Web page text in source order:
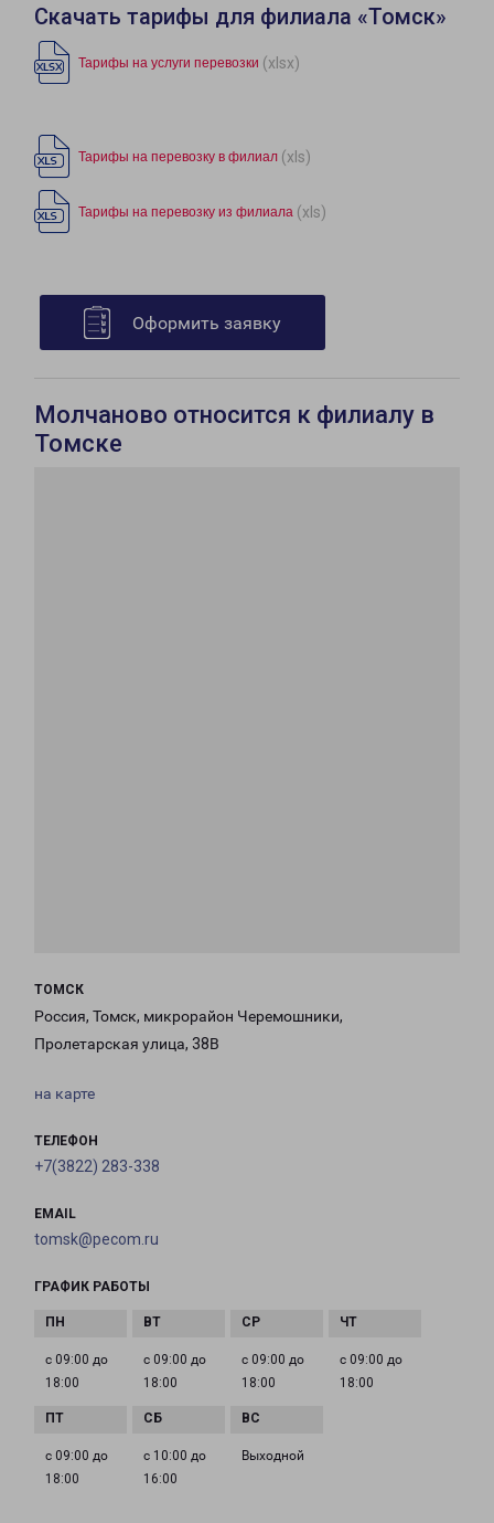
Скачать тарифы для филиала «Томск»
Тарифы на услуги перевозки (xlsx)
Тарифы на перевозку в филиал (xls)
Тарифы на перевозку из филиала (xls)
Оформить заявку
Молчаново относится к филиалу в
Томске
ТОМСК
Россия, Томск, микрорайон Черемошники,
Пролетарская улица, 38В
на карте
ТЕЛЕФОН
+7(3822) 283-338
EMAIL
tomsk@pecom.ru
ГРАФИК РАБОТЫ
с 09:00 до
18:00
с 09:00 до
18:00
с 09:00 до
18:00
с 09:00 до
18:00
с 09:00 до
18:00
с 10:00 до
16:00
Выходной